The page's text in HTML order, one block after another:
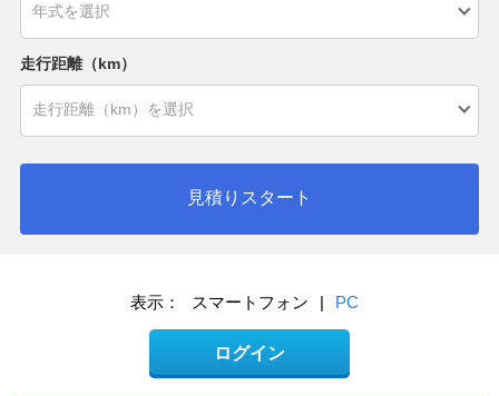
走行距離（km）
見積りスタート
表示： スマートフォン | PC
ログイン